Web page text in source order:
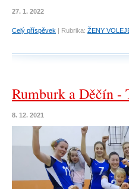
27. 1. 2022
Celý příspěvek | Rubrika: ŽENY
Rumburk a Děčín -
8. 12. 2021